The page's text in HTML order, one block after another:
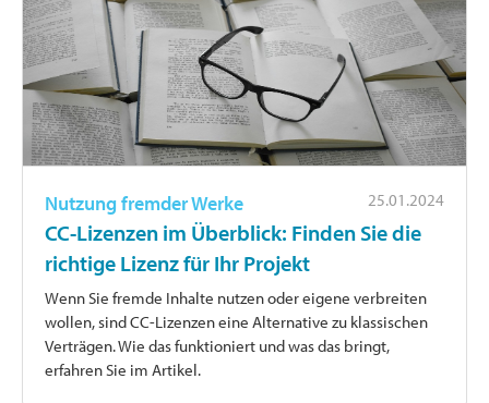
25.01.2024
Nutzung fremder Werke
CC-Lizenzen im Überblick: Finden Sie die
richtige Lizenz für Ihr Projekt
Wenn Sie fremde Inhalte nutzen oder eigene verbreiten
wollen, sind CC-Lizenzen eine Alternative zu klassischen
Verträgen. Wie das funktioniert und was das bringt,
erfahren Sie im Artikel.